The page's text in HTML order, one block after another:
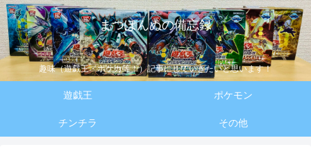
まつぽんぬの備忘録
趣味（遊戯王・ポケカ等！）記事にしていきたいと思います！
遊戯王 ポケモン
チンチラ その他